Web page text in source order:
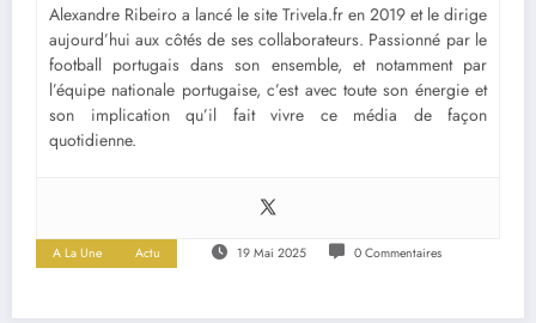
Alexandre Ribeiro a lancé le site Trivela.fr en 2019 et le dirige
aujourd’hui aux côtés de ses collaborateurs. Passionné par le
football portugais dans son ensemble, et notamment par
l’équipe nationale portugaise, c’est avec toute son énergie et
son implication qu’il fait vivre ce média de façon
quotidienne.
A La Une Actu 19 Mai 2025 0 Commentaires